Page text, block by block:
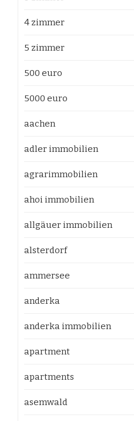
4 zimmer
5 zimmer
500 euro
5000 euro
aachen
adler immobilien
agrarimmobilien
ahoi immobilien
allgäuer immobilien
alsterdorf
ammersee
anderka
anderka immobilien
apartment
apartments
asemwald